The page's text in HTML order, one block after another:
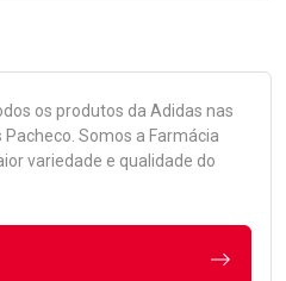
os produtos da Adidas nas
Pacheco. Somos a Farmácia
variedade e qualidade do